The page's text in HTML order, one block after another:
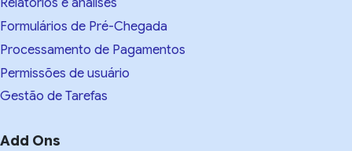
Relatórios e análises
Formulários de Pré-Chegada
Processamento de Pagamentos
Permissões de usuário
Gestão de Tarefas
Add Ons